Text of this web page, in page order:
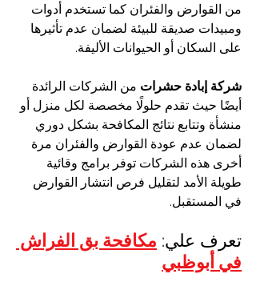
من القوارض والفئران كما تستخدم أدوات
ومبيدات صديقة للبيئة لضمان عدم تأثيرها
على السكان أو الحيوانات الأليفة.
شركة إبادة حشرات من الشركات الرائدة
أيضًا حيث تقدم حلولًا مخصصة لكل منزل أو
منشأة وتتابع نتائج المكافحة بشكل دوري
لضمان عدم عودة القوارض والفئران مرة
أخرى هذه الشركات توفر برامج وقائية
طويلة الأمد لتقليل فرص انتشار القوارض
في المستقبل.
تعرف علي: مكافحة بق الفراش
في أبوظبي